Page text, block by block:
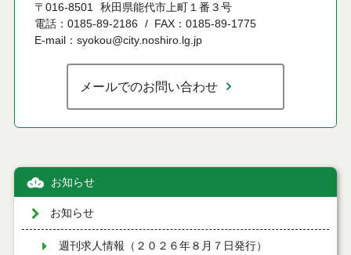
〒016-8501
秋田県能代市上町１番３号
電話：0185-89-2186
FAX：0185-89-1775
E-mail：syokou@city.noshiro.lg.jp
メールでのお問い合わせ
お知らせ
お知らせ
週刊求人情報（２０２６年８月７日発行）